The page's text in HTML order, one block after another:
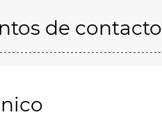
de contacto